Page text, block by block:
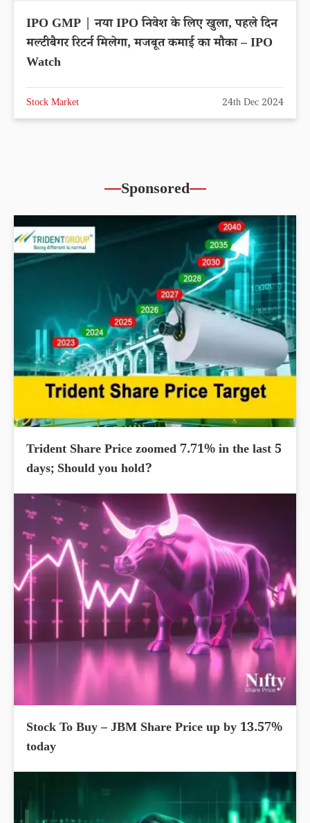
IPO GMP | नया IPO निवेश के लिए खुला, पहले दिन
मल्टीबैगर रिटर्न मिलेगा, मजबूत कमाई का मौका – IPO
Watch
Stock Market 24th Dec 2024
Sponsored
Trident Share Price zoomed 7.71% in the last 5
days; Should you hold?
Stock To Buy – JBM Share Price up by 13.57%
today